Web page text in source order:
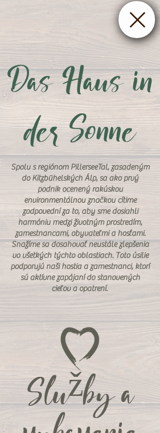
Das Haus in
der Sonne
Spolu s regiónom PillerseeTal, zasadeným
do Kitzbühelských Álp, sa ako prvý
podnik ocenený rakúskou
environmentálnou značkou cítime
zodpovední za to, aby sme dosiahli
harmóniu medzi životným prostredím,
zamestnancami, obyvateľmi a hosťami.
Snažíme sa dosahovať neustále zlepšenia
vo všetkých týchto oblastiach. Toto úsilie
podporujú naši hostia a zamestnanci, ktorí
sú aktívne zapájaní do stanovených
cieľov a opatrení.
Služby a